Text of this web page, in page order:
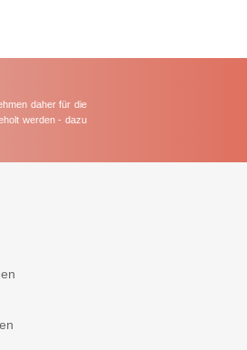
daher für die
werden - dazu